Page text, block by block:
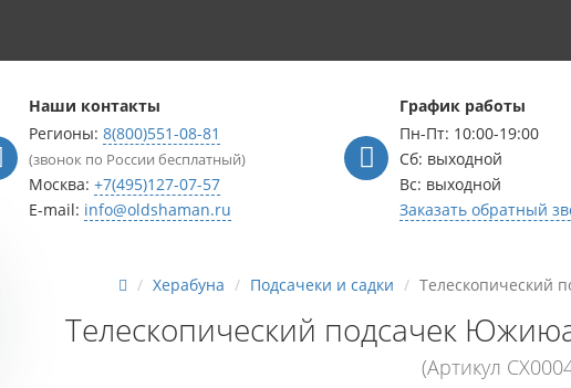
Наши контакты
Регионы: 8(800)551-08-81
(звонок по России бесплатный)
Москва: +7(495)127-07-57
E-mail: info@oldshaman.ru
График работы
Пн-Пт: 10:00-19:00
Сб: выходной
Вс: выходной
Заказать обратный
Херабуна Подсачеки и садки Телескопический
Телескопический подсачек
(Артикул